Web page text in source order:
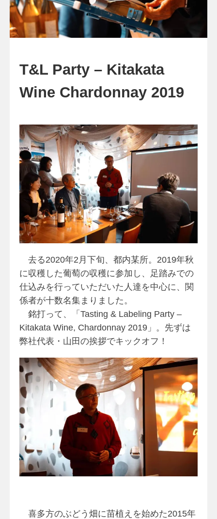
T&L Party – Kitakata
Wine Chardonnay 2019
去る2020年2月下旬、都内某所。2019年秋
に収穫した葡萄の収穫に参加し、足踏みでの
仕込みを行っていただいた人達を中心に、関
係者が十数名集まりました。
銘打って、「Tasting & Labeling Party –
Kitakata Wine, Chardonnay 2019」。先ずは
弊社代表・山田の挨拶でキックオフ！
喜多方のぶどう畑に苗植えを始めた2015年